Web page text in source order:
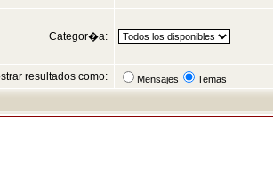
Categor�a:
resultados como: Mensajes Temas